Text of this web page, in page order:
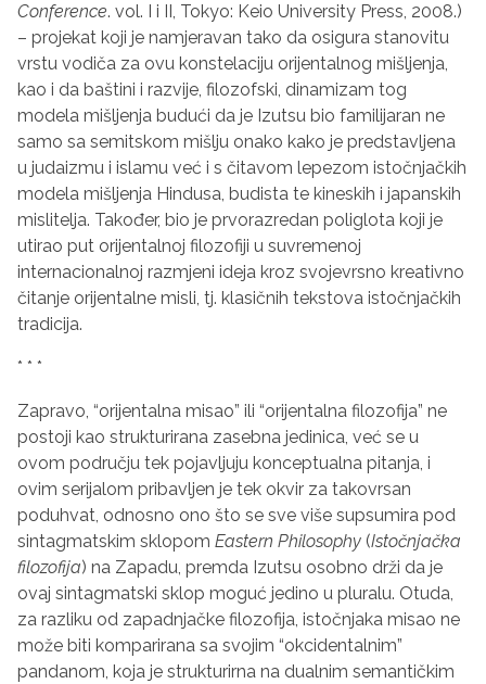
Conference. vol. I i II, Tokyo: Keio University Press, 2008.)
– projekat koji je namjeravan tako da osigura stanovitu
vrstu vodiča za ovu konstelaciju orijentalnog mišljenja,
kao i da baštini i razvije, filozofski, dinamizam tog
modela mišljenja budući da je Izutsu bio familijaran ne
samo sa semitskom mišlju onako kako je predstavljena
u judaizmu i islamu već i s čitavom lepezom istočnjačkih
modela mišljenja Hindusa, budista te kineskih i japanskih
mislitelja. Također, bio je prvorazredan poliglota koji je
utirao put orijentalnoj filozofiji u suvremenoj
internacionalnoj razmjeni ideja kroz svojevrsno kreativno
čitanje orijentalne misli, tj. klasičnih tekstova istočnjačkih
tradicija.
* * *
Zapravo, “orijentalna misao” ili “orijentalna filozofija” ne
postoji kao strukturirana zasebna jedinica, već se u
ovom području tek pojavljuju konceptualna pitanja, i
ovim serijalom pribavljen je tek okvir za takovrsan
poduhvat, odnosno ono što se sve više supsumira pod
sintagmatskim sklopom Eastern Philosophy (Istočnjačka
filozofija) na Zapadu, premda Izutsu osobno drži da je
ovaj sintagmatski sklop moguć jedino u pluralu. Otuda,
za razliku od zapadnjačke filozofija, istočnjaka misao ne
može biti komparirana sa svojim “okcidentalnim”
pandanom, koja je strukturirna na dualnim semantičkim